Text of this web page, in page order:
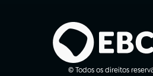
© Todos os direitos